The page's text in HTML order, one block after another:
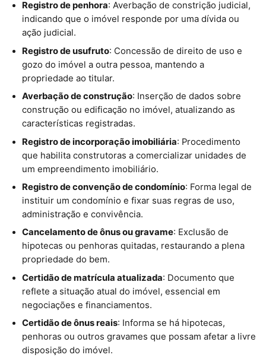
Registro de penhora: Averbação de constrição judicial,
indicando que o imóvel responde por uma dívida ou
ação judicial.
Registro de usufruto: Concessão de direito de uso e
gozo do imóvel a outra pessoa, mantendo a
propriedade ao titular.
Averbação de construção: Inserção de dados sobre
construção ou edificação no imóvel, atualizando as
características registradas.
Registro de incorporação imobiliária: Procedimento
que habilita construtoras a comercializar unidades de
um empreendimento imobiliário.
Registro de convenção de condomínio: Forma legal de
instituir um condomínio e fixar suas regras de uso,
administração e convivência.
Cancelamento de ônus ou gravame: Exclusão de
hipotecas ou penhoras quitadas, restaurando a plena
propriedade do bem.
Certidão de matrícula atualizada: Documento que
reflete a situação atual do imóvel, essencial em
negociações e financiamentos.
Certidão de ônus reais: Informa se há hipotecas,
penhoras ou outros gravames que possam afetar a livre
disposição do imóvel.